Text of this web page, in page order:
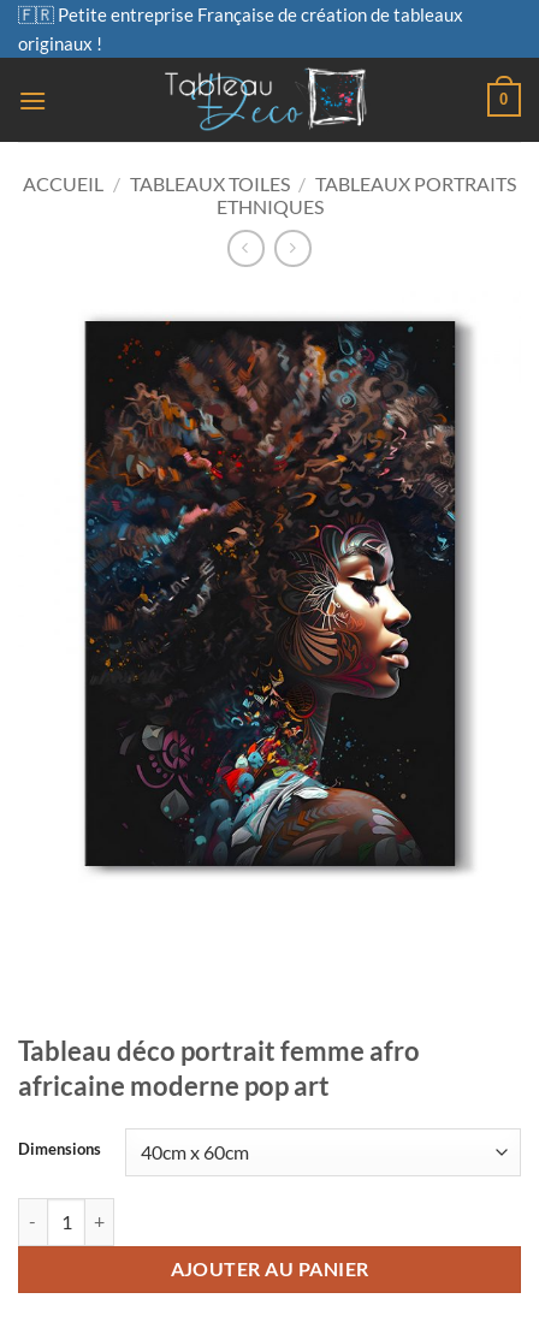
Passer
au
🇫🇷 Petite entreprise Française de création de tableaux
originaux !
0
ACCUEIL / TABLEAUX TOILES / TABLEAUX PORTRAITS
ETHNIQUES
Tableau déco portrait femme afro
africaine moderne pop art
Dimensions
AJOUTER AU PANIER